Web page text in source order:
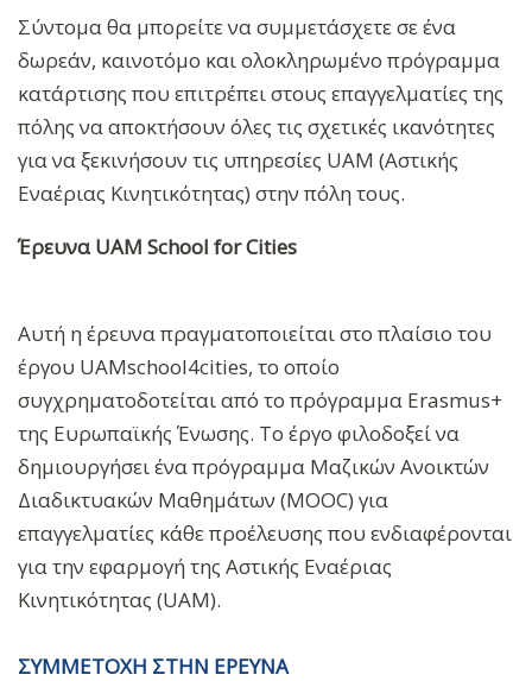
Σύντομα θα μπορείτε να συμμετάσχετε σε ένα
δωρεάν, καινοτόμο και ολοκληρωμένο πρόγραμμα
κατάρτισης που επιτρέπει στους επαγγελματίες της
πόλης να αποκτήσουν όλες τις σχετικές ικανότητες
για να ξεκινήσουν τις υπηρεσίες UAM (Αστικής
Εναέριας Κινητικότητας) στην πόλη τους.
Έρευνα UAM School for Cities
Αυτή η έρευνα πραγματοποιείται στο πλαίσιο του
έργου UAMschool4cities, το οποίο
συγχρηματοδοτείται από το πρόγραμμα Erasmus+
της Ευρωπαϊκής Ένωσης. Το έργο φιλοδοξεί να
δημιουργήσει ένα πρόγραμμα Μαζικών Ανοικτών
Διαδικτυακών Μαθημάτων (MOOC) για
επαγγελματίες κάθε προέλευσης που ενδιαφέρονται
για την εφαρμογή της Αστικής Εναέριας
Κινητικότητας (UAM).
ΣΥΜΜΕΤΟΧΗ ΣΤΗΝ ΕΡΕΥΝΑ